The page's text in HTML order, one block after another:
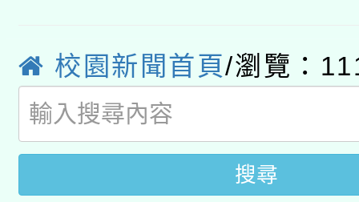
用水績優單位及節水達
動」
桃園市孔廟祈福系列
開 智慧啟航」
2026年桃園地景藝術
校園新聞首頁/瀏覽：
搜尋